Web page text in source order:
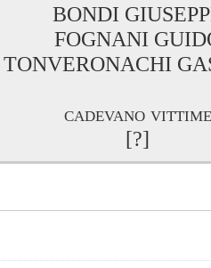
BONDI
FOGNANI
TONVERONACHI
cadevano vittime
[?]